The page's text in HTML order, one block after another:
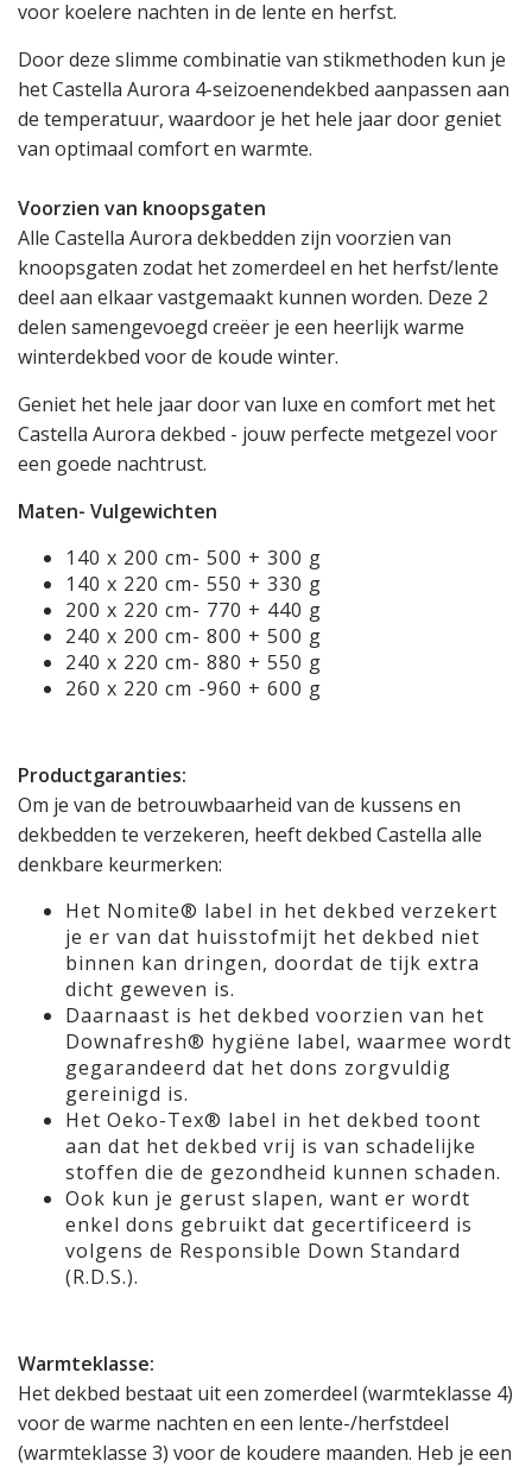
voor koelere nachten in de lente en herfst.
Door deze slimme combinatie van stikmethoden kun je
het Castella Aurora 4-seizoenendekbed aanpassen aan
de temperatuur, waardoor je het hele jaar door geniet
van optimaal comfort en warmte.
Voorzien van knoopsgaten
Alle Castella Aurora dekbedden zijn voorzien van
knoopsgaten zodat het zomerdeel en het herfst/lente
deel aan elkaar vastgemaakt kunnen worden. Deze 2
delen samengevoegd creëer je een heerlijk warme
winterdekbed voor de koude winter.
Geniet het hele jaar door van luxe en comfort met het
Castella Aurora dekbed - jouw perfecte metgezel voor
een goede nachtrust.
Maten- Vulgewichten
140 x 200 cm- 500 + 300 g
140 x 220 cm- 550 + 330 g
200 x 220 cm- 770 + 440 g
240 x 200 cm- 800 + 500 g
240 x 220 cm- 880 + 550 g
260 x 220 cm -960 + 600 g
Productgaranties:
Om je van de betrouwbaarheid van de kussens en
dekbedden te verzekeren, heeft dekbed Castella alle
denkbare keurmerken:
Het Nomite® label in het dekbed verzekert
je er van dat huisstofmijt het dekbed niet
binnen kan dringen, doordat de tijk extra
dicht geweven is.
Daarnaast is het dekbed voorzien van het
Downafresh® hygiëne label, waarmee wordt
gegarandeerd dat het dons zorgvuldig
gereinigd is.
Het Oeko-Tex® label in het dekbed toont
aan dat het dekbed vrij is van schadelijke
stoffen die de gezondheid kunnen schaden.
Ook kun je gerust slapen, want er wordt
enkel dons gebruikt dat gecertificeerd is
volgens de Responsible Down Standard
(R.D.S.).
Warmteklasse:
Het dekbed bestaat uit een zomerdeel (warmteklasse 4)
voor de warme nachten en een lente-/herfstdeel
(warmteklasse 3) voor de koudere maanden. Heb je een